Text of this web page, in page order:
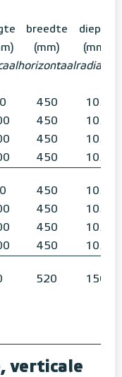
breedte
(mm)
diepte
(mm)
horizontaalradiator
450
105
450
105
450
105
450 105
450
105
450
105
450
105
450 105
520 150
verticale